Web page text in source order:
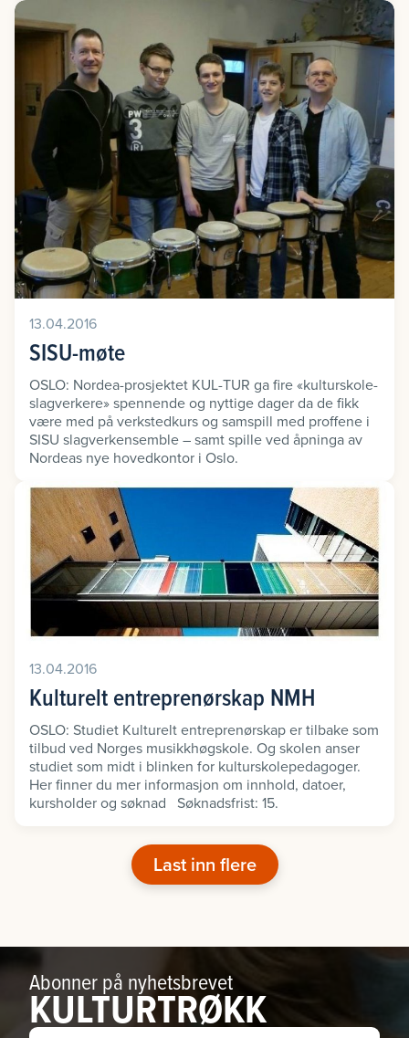
13.04.2016
SISU-møte
OSLO: Nordea-prosjektet KUL-TUR ga fire «kulturskole-
slagverkere» spennende og nyttige dager da de fikk
være med på verkstedkurs og samspill med proffene i
SISU slagverkensemble – samt spille ved åpninga av
Nordeas nye hovedkontor i Oslo.
13.04.2016
Kulturelt entreprenørskap NMH
OSLO: Studiet Kulturelt entreprenørskap er tilbake som
tilbud ved Norges musikkhøgskole. Og skolen anser
studiet som midt i blinken for kulturskolepedagoger.
Her finner du mer informasjon om innhold, datoer,
kursholder og søknad Søknadsfrist: 15.
Last inn flere
Abonner på nyhetsbrevet
KULTURTRØKK